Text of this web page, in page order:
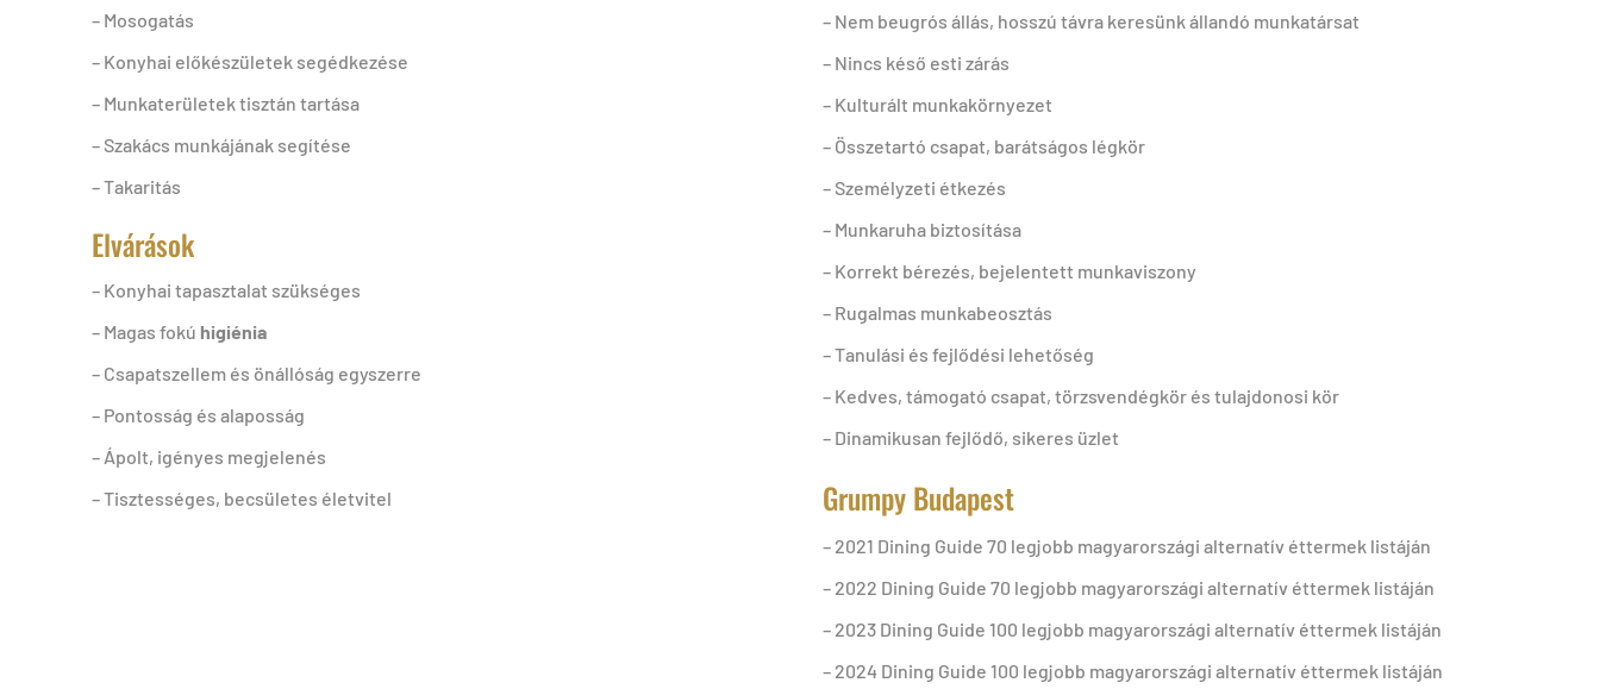
– Mosogatás
– Konyhai előkészületek segédkezése
– Munkaterületek tisztán tartása
– Szakács munkájának segítése
– Takaritás
Elvárások
– Konyhai tapasztalat szükséges
– Magas fokú higiénia
– Csapatszellem és önállóság egyszerre
– Pontosság és alaposság
– Ápolt, igényes megjelenés
– Tisztességes, becsületes életvitel
– Nem beugrós állás, hosszú távra keresünk állandó munkatársat
– Nincs késő esti zárás
– Kulturált munkakörnyezet
– Összetartó csapat, barátságos légkör
– Személyzeti étkezés
– Munkaruha biztosítása
– Korrekt bérezés, bejelentett munkaviszony
– Rugalmas munkabeosztás
– Tanulási és fejlődési lehetőség
– Kedves, támogató csapat, törzsvendégkör és tulajdonosi kör
– Dinamikusan fejlődő, sikeres üzlet
Grumpy Budapest
– 2021 Dining Guide 70 legjobb magyarországi alternatív éttermek listáján
– 2022 Dining Guide 70 legjobb magyarországi alternatív éttermek listáján
– 2023 Dining Guide 100 legjobb magyarországi alternatív éttermek listáján
– 2024 Dining Guide 100 legjobb magyarországi alternatív éttermek listáján